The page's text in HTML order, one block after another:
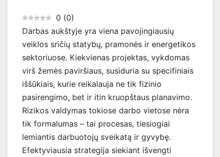
0 (0)
Darbas aukštyje yra viena pavojingiausių
veiklos sričių statybų, pramonės ir energetikos
sektoriuose. Kiekvienas projektas, vykdomas
virš žemės paviršiaus, susiduria su specifiniais
iššūkiais, kurie reikalauja ne tik fizinio
pasirengimo, bet ir itin kruopštaus planavimo.
Rizikos valdymas tokiose darbo vietose nėra
tik formalumas – tai procesas, tiesiogiai
lemiantis darbuotojų sveikatą ir gyvybę.
Efektyviausia strategija siekiant išvengti